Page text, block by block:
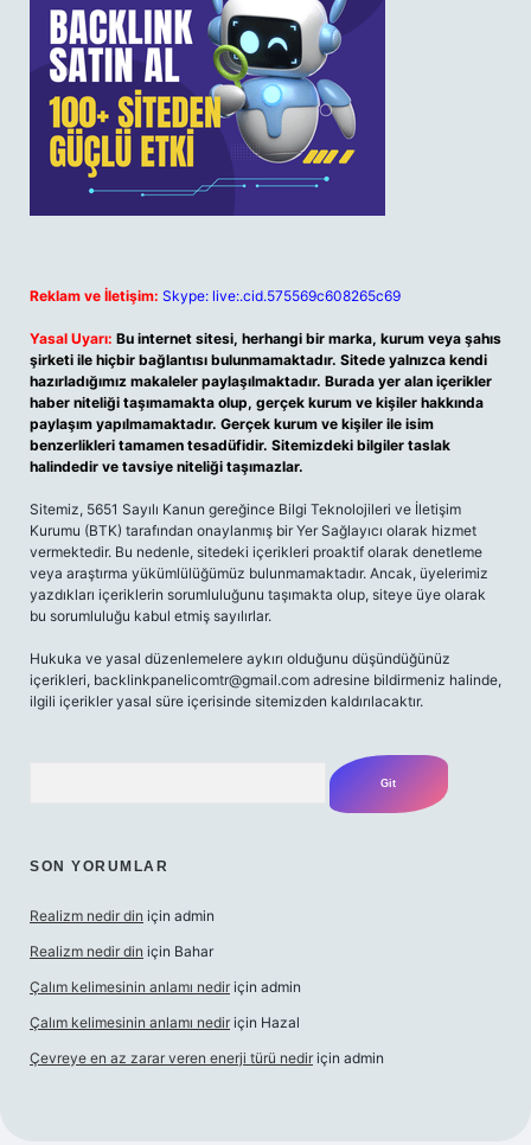
Reklam ve İletişim: Skype: live:.cid.575569c608265c69
Yasal Uyarı: Bu internet sitesi, herhangi bir marka, kurum veya şahıs
şirketi ile hiçbir bağlantısı bulunmamaktadır. Sitede yalnızca kendi
hazırladığımız makaleler paylaşılmaktadır. Burada yer alan içerikler
haber niteliği taşımamakta olup, gerçek kurum ve kişiler hakkında
paylaşım yapılmamaktadır. Gerçek kurum ve kişiler ile isim
benzerlikleri tamamen tesadüfidir. Sitemizdeki bilgiler taslak
halindedir ve tavsiye niteliği taşımazlar.
Sitemiz, 5651 Sayılı Kanun gereğince Bilgi Teknolojileri ve İletişim
Kurumu (BTK) tarafından onaylanmış bir Yer Sağlayıcı olarak hizmet
vermektedir. Bu nedenle, sitedeki içerikleri proaktif olarak denetleme
veya araştırma yükümlülüğümüz bulunmamaktadır. Ancak, üyelerimiz
yazdıkları içeriklerin sorumluluğunu taşımakta olup, siteye üye olarak
bu sorumluluğu kabul etmiş sayılırlar.
Hukuka ve yasal düzenlemelere aykırı olduğunu düşündüğünüz
içerikleri, backlinkpanelicomtr@gmail.com adresine bildirmeniz halinde,
ilgili içerikler yasal süre içerisinde sitemizden kaldırılacaktır.
SON YORUMLAR
Realizm nedir din için admin
Realizm nedir din için Bahar
Çalım kelimesinin anlamı nedir için admin
Çalım kelimesinin anlamı nedir için Hazal
Çevreye en az zarar veren enerji türü nedir için admin